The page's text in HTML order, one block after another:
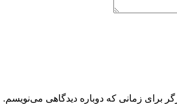
برای زمانی که دوباره دیدگاهی می‌نویسم.